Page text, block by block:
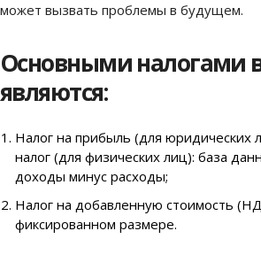
может вызвать проблемы в будущем.
Основными налогами
являются:
Налог на прибыль (для юридических
налог (для физических лиц): база
доходы минус расходы;
Налог на добавленную стоимость
фиксированном размере.